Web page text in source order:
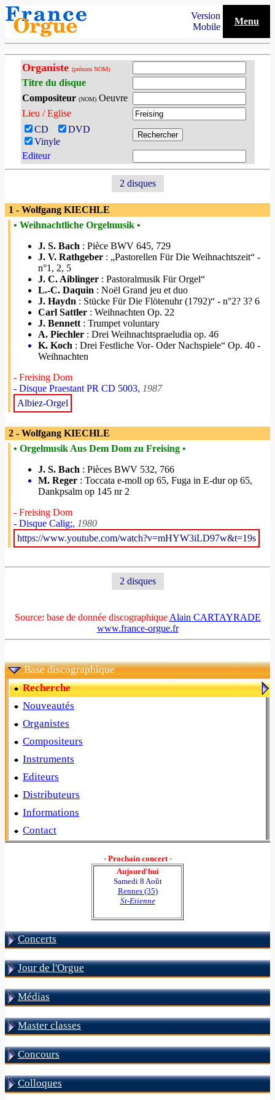
Version
Mobile
Menu
Organiste (prénom NOM)
Titre du disque
Compositeur (NOM)Oeuvre
Lieu / Eglise
CD
DVD
Vinyle
Editeur
2 disques
1 - Wolfgang KIECHLE
• Weihnachtliche Orgelmusik •
J. S. Bach : Pièce BWV 645, 729
J. V. Rathgeber : „Pastorellen Für Die Weihnachtszeit“ -
n°1, 2, 5
J. C. Aiblinger : Pastoralmusik Für Orgel“
L.-C. Daquin : Noël Grand jeu et duo
J. Haydn : Stücke Für Die Flötenuhr (1792)“ - n°2? 3? 6
Carl Sattler : Weihnachten Op. 22
J. Bennett : Trumpet voluntary
A. Piechler : Drei Weihnachtspraeludia op. 46
K. Koch : Drei Festliche Vor- Oder Nachspiele“ Op. 40 -
Weihnachten
- Freising Dom
- Disque Praestant PR CD 5003, 1987
Albiez-Orgel
2 - Wolfgang KIECHLE
• Orgelmusik Aus Dem Dom zu Freising •
J. S. Bach : Pièces BWV 532, 766
M. Reger : Toccata e-moll op 65, Fuga in E-dur op 65,
Dankpsalm op 145 nr 2
- Freising Dom
- Disque Calig;, 1980
https://www.youtube.com/watch?v=mHYW3iLD97w&t=19s
2 disques
Source: base de donnée discographique Alain CARTAYRADE
www.france-orgue.fr
Base discographique
Recherche
Nouveautés
Organistes
Compositeurs
Instruments
Editeurs
Distributeurs
Informations
Contact
- Prochain concert -
Aujourd'hui
Samedi 8 Août
Rennes (35)
St-Etienne
Concerts
Jour de l'Orgue
Médias
Master classes
Concours
Colloques